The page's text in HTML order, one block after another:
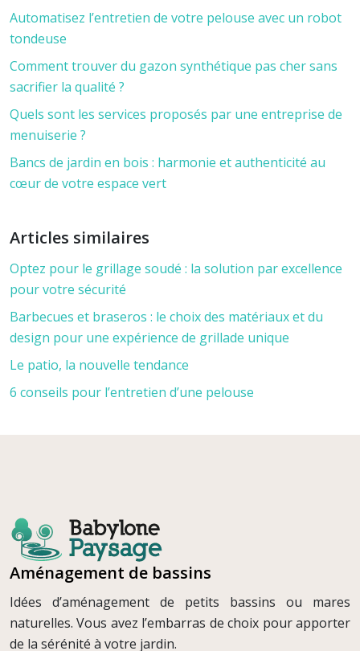
Automatisez l’entretien de votre pelouse avec un robot
tondeuse
Comment trouver du gazon synthétique pas cher sans
sacrifier la qualité ?
Quels sont les services proposés par une entreprise de
menuiserie ?
Bancs de jardin en bois : harmonie et authenticité au
cœur de votre espace vert
Articles similaires
Optez pour le grillage soudé : la solution par excellence
pour votre sécurité
Barbecues et braseros : le choix des matériaux et du
design pour une expérience de grillade unique
Le patio, la nouvelle tendance
6 conseils pour l’entretien d’une pelouse
Aménagement de bassins
Idées d’aménagement de petits bassins ou mares
naturelles. Vous avez l’embarras de choix pour apporter
de la sérénité à votre jardin.